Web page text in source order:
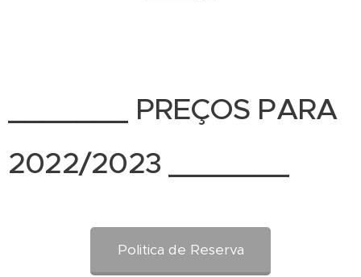
_______ PREÇOS PARA
2022/2023 _______
Politica de Reserva